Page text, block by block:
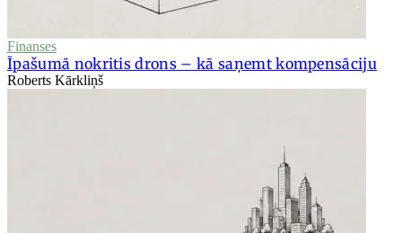
Finanses
Īpašumā nokritis drons – kā saņemt kompensāciju
Roberts Kārkliņš